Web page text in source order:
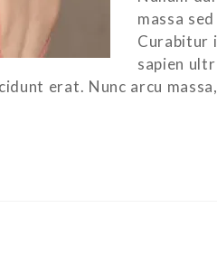
massa
Curabitur
sapien
erat. Nunc arcu